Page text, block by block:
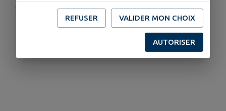
sous le signe du partage et de la mémoire.
REFUSER VALIDER MON CHOIX
AUTORISER